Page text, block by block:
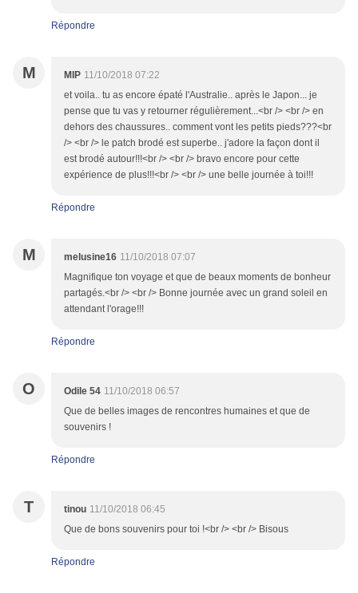
Répondre
M MIP 11/10/2018 07:22
et voila.. tu as encore épaté l'Australie.. après le Japon... je
pense que tu vas y retourner régulièrement...<br /> <br /> en
dehors des chaussures.. comment vont les petits pieds???<br
/> <br /> le patch brodé est superbe.. j'adore la façon dont il
est brodé autour!!!<br /> <br /> bravo encore pour cette
expérience de plus!!!<br /> <br /> une belle journée à toi!!!
Répondre
M melusine16 11/10/2018 07:07
Magnifique ton voyage et que de beaux moments de bonheur
partagés.<br /> <br /> Bonne journée avec un grand soleil en
attendant l'orage!!!
Répondre
O Odile 54 11/10/2018 06:57
Que de belles images de rencontres humaines et que de
souvenirs !
Répondre
T tinou 11/10/2018 06:45
Que de bons souvenirs pour toi !<br /> <br /> Bisous
Répondre